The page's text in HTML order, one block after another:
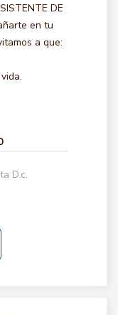
DE
en tu
a que:
D.c.